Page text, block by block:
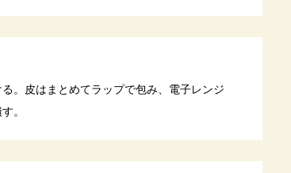
。皮はまとめてラップで包み、電子レンジ
。